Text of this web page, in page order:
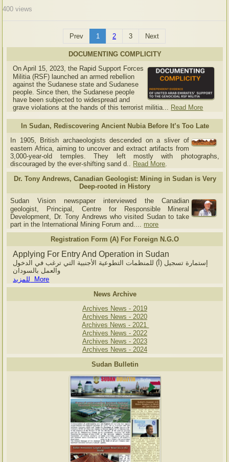
400 views
Prev 1 2 3 Next
DOCUMENTING COMPLICITY
On April 15, 2023, the Rapid Support Forces
Militia (RSF) launched an armed rebellion
against the Sudanese state and Sudanese
people. Since then, the Sudanese people
have been subjected to widespread and
grave violations at the hands of this terrorist militia...
Read More
In Sudan, Rediscovering Ancient Nubia Before It’s Too Late
In 1905, British archaeologists descended on a sliver of
eastern Africa, aiming to uncover and extract artifacts from
3,000-year-old temples. They left mostly with photographs,
discouraged by the ever-shifting sand d..
Read More
Dr. Tony Andrews, Canadian Geologist: Mining in Sudan is Very
Deep-rooted in History
Sudan Vision newspaper interviewed the Canadian
geologist, Principal, Centre for Responsible Mineral
Development, Dr. Tony Andrews who visited Sudan to take
part in the International Mining Forum and.... more
Registration Form (A) For Foreign N.G.O
Applying For Entry And Operation in Sudan
إستمارة تسجيل (أ) للمنظمات التطوعية الأجنبية التي ترغب في الدخول
والعمل بالسودان
للمزيد More
News Archive
Archives News - 2019
Archives News - 2020
Archives News - 2021
Archives News - 2022
Archives News - 2023
Archives News - 2024
Sudan Bulletin